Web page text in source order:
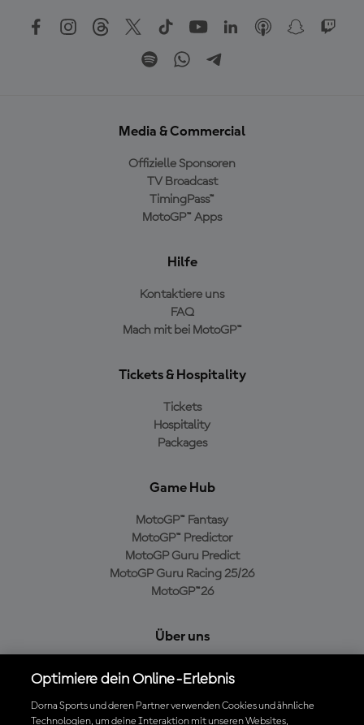
Media & Commercial
Offizielle Sponsoren
TV Broadcast
TimingPass™
MotoGP™ Apps
Hilfe
Kontaktiere uns
FAQ
Mach mit bei MotoGP™
Tickets & Hospitality
Tickets
Hospitality
Packages
Game Hub
MotoGP™ Fantasy
MotoGP™ Predictor
MotoGP Guru Predict
MotoGP Guru Racing 25/26
MotoGP™26
Über uns
Cookie-Richtlinien
Geschäftsbedingungen
Optimiere dein Online-Erlebnis
Dorna Sports und deren Partner verwenden Cookies und ähnliche
Technologien, um deine Interaktion mit unseren Websites,